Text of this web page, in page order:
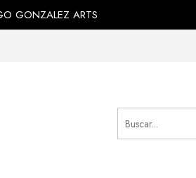
GONZALEZ ARTS